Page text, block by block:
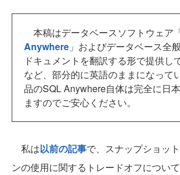
本稿はデータベースソフトウェア
Anywhere 」およびデータベース全
ドキュメントを翻訳する形で提供し
など、部分的に英語のままになって
品のSQL Anywhere自体は完全に日
ますのでご安心ください。
私は以前の記事で、スナップショッ
ンの使用に関するトレードオフについ